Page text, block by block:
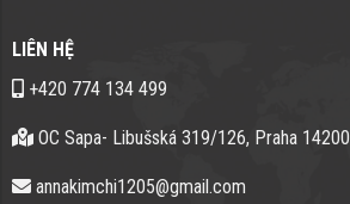
LIÊN HỆ
+420 774 134 499
OC Sapa- Libušská 319/126, Praha 14200
annakimchi1205@gmail.com